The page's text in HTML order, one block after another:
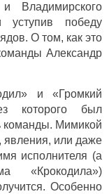
Владимирского
уступив победу
О том, как это
Александр
и «Громкий
которого был
команды. Мимикой
явления, или даже
исполнителя (а
«Крокодила»)
Особенно